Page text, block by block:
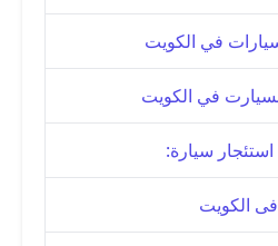
في الكويت
في الكويت
سيارة:
فى الكويت